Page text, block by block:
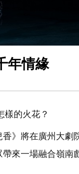
年情緣
的火花？
》將在廣州大劇
來一場融合嶺南